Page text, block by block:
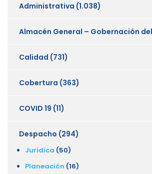
Administrativa (1.038)
Almacén General – Gobernación
Calidad (731)
Cobertura (363)
COVID 19 (11)
Despacho (294)
Juridica (50)
Planeación (16)